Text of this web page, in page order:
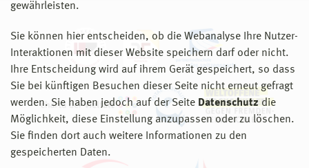
gewährleisten.
Sie können hier entscheiden, ob die Webanalyse Ihre Nutzer-
Interaktionen mit dieser Website speichern darf oder nicht.
Ihre Entscheidung wird auf ihrem Gerät gespeichert, so dass
Sie bei künftigen Besuchen dieser Seite nicht erneut gefragt
werden. Sie haben jedoch auf der Seite Datenschutz die
Möglichkeit, diese Einstellung anzupassen oder zu löschen.
Sie finden dort auch weitere Informationen zu den
gespeicherten Daten.